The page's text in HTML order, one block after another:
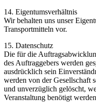
14. Eigentumsverhältnis
Wir behalten uns unser
Transportmitteln vor.
15. Datenschutz
Die für die
des Auftraggebers werden
ausdrücklich sein
werden von der Gesellschaft
und unverzüglich gelöscht,
Veranstaltung benötigt